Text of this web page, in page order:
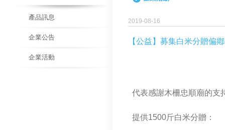
產品訊息
企業公告
企業活動
2019-08-16
【公益】募集白米分贈偏
代表感謝木柵忠順廟的支
提供1500斤白米分贈：